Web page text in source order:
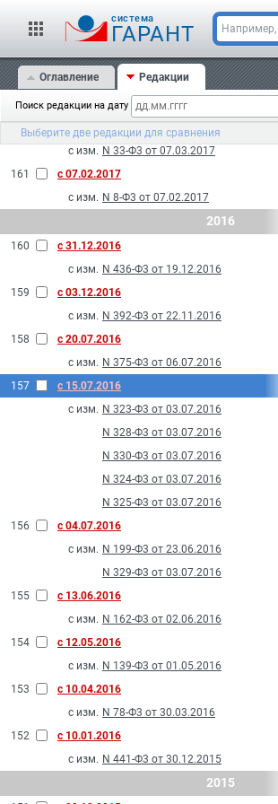
cистема
ГАРАНТ Например,
Оглавление Редакции
Поиск редакции на дату
Выберите две редакции для сравнения
N 71-Ф3 от 17.04.2017
164
с 15.04.2017
с изм. N 60-Ф3 от 03.04.2017
163
с 30.03.2017
с изм. N 491-Ф3 от 28.12.2016
162
с 18.03.2017
с изм. N 33-Ф3 от 07.03.2017
161
с 07.02.2017
с изм. N 8-Ф3 от 07.02.2017
2016
160
с 31.12.2016
с изм. N 436-Ф3 от 19.12.2016
159
с 03.12.2016
с изм. N 392-Ф3 от 22.11.2016
158
с 20.07.2016
с изм. N 375-Ф3 от 06.07.2016
157
с 15.07.2016
с изм. N 323-Ф3 от 03.07.2016
N 328-Ф3 от 03.07.2016
N 330-Ф3 от 03.07.2016
N 324-Ф3 от 03.07.2016
N 325-Ф3 от 03.07.2016
156
с 04.07.2016
с изм. N 199-Ф3 от 23.06.2016
N 329-Ф3 от 03.07.2016
155
с 13.06.2016
с изм. N 162-Ф3 от 02.06.2016
154
с 12.05.2016
с изм. N 139-Ф3 от 01.05.2016
153
с 10.04.2016
с изм. N 78-Ф3 от 30.03.2016
152
с 10.01.2016
с изм. N 441-Ф3 от 30.12.2015
2015